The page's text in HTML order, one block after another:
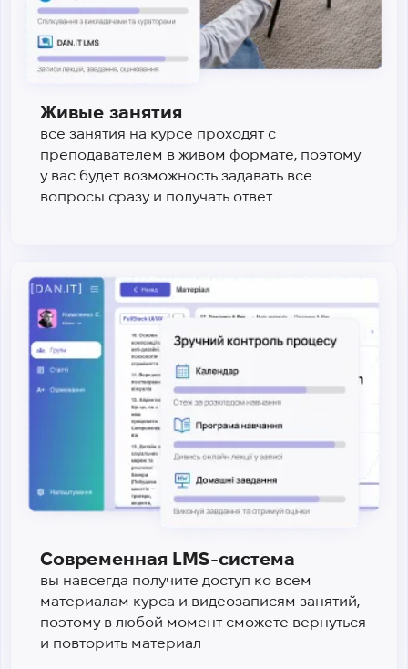
Живые занятия
все занятия на курсе проходят с
преподавателем в живом формате, поэтому
у вас будет возможность задавать все
вопросы сразу и получать ответ
Современная LMS-система
вы навсегда получите доступ ко всем
материалам курса и видеозаписям занятий,
поэтому в любой момент сможете вернуться
и повторить материал